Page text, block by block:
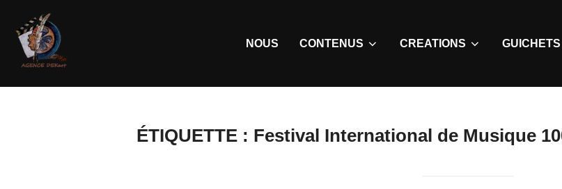
NOUS CONTENUS CREATIONS GUICHETS
ÉTIQUETTE : Festival International de Musique